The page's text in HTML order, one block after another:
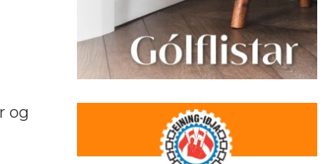
og